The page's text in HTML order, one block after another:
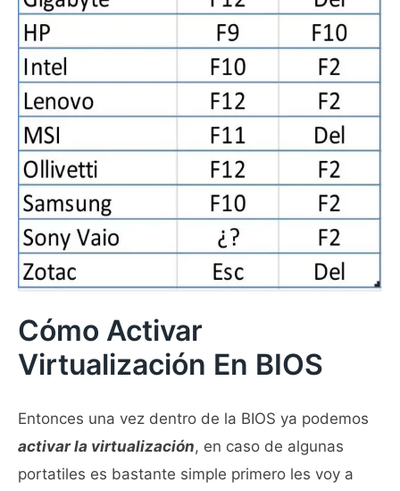
Cómo Activar
Virtualización En BIOS
Entonces una vez dentro de la BIOS ya podemos
activar la virtualización, en caso de algunas
portatiles es bastante simple primero les voy a